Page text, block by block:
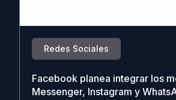
Redes Sociales
Facebook planea integrar los
Messenger, Instagram y